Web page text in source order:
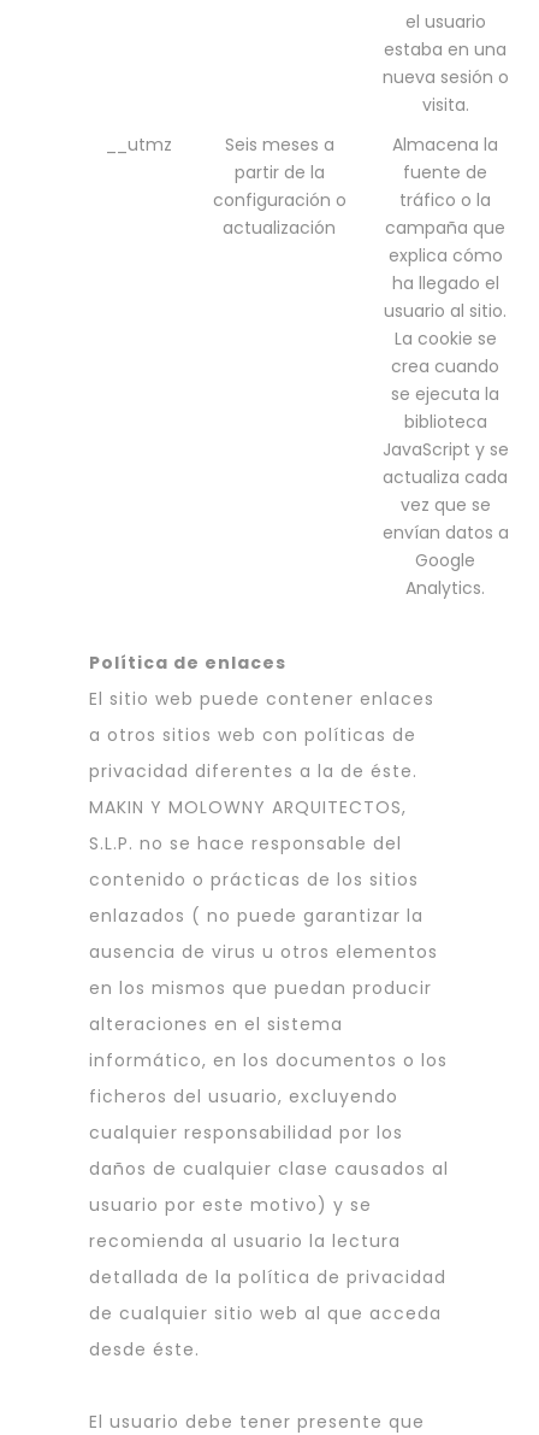
el usuario
estaba en una
nueva sesión o
visita.
__utmz
Seis meses a
partir de la
configuración o
actualización
Almacena la
fuente de
tráfico o la
campaña que
explica cómo
ha llegado el
usuario al sitio.
La cookie se
crea cuando
se ejecuta la
biblioteca
JavaScript y se
actualiza cada
vez que se
envían datos a
Google
Analytics.
Política de enlaces
El sitio web puede contener enlaces
a otros sitios web con políticas de
privacidad diferentes a la de éste.
MAKIN Y MOLOWNY ARQUITECTOS,
S.L.P. no se hace responsable del
contenido o prácticas de los sitios
enlazados ( no puede garantizar la
ausencia de virus u otros elementos
en los mismos que puedan producir
alteraciones en el sistema
informático, en los documentos o los
ficheros del usuario, excluyendo
cualquier responsabilidad por los
daños de cualquier clase causados al
usuario por este motivo) y se
recomienda al usuario la lectura
detallada de la política de privacidad
de cualquier sitio web al que acceda
desde éste.
El usuario debe tener presente que